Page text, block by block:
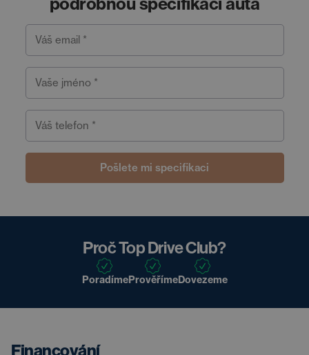
Váš email *
Vaše jméno *
Váš telefon *
Pošlete mi specifikaci
Proč Top Drive Club?
PoradímePrověřímeDovezeme
Financování